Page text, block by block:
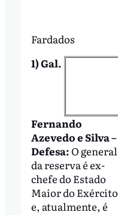
Fardados
1) Gal.
Fernando
Azevedo e Silva –
Defesa:O general
da reserva é ex-
chefe do Estado
Maior do Exército
e, atualmente, é